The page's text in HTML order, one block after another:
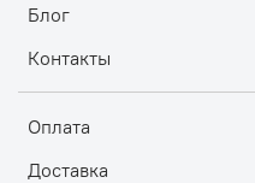
Блог
Контакты
Оплата
Доставка